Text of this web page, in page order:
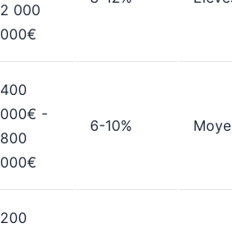
2 000
000€
400
000€ -
800
000€
6-10%
200